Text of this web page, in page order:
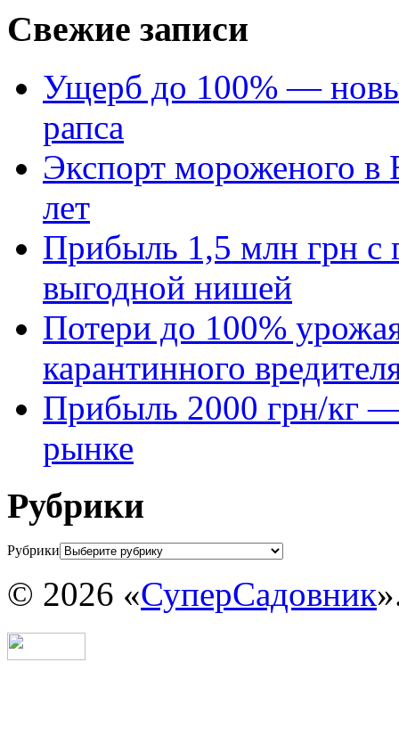
Свежие записи
Ущерб до 100% —
рапса
Экспорт мороженого в
лет
Прибыль 1,5 млн грн с
выгодной нишей
Потери до 100%
карантинного
Прибыль 2000 грн/кг —
рынке
Рубрики
Рубрики
© 2026 «СуперСадовник